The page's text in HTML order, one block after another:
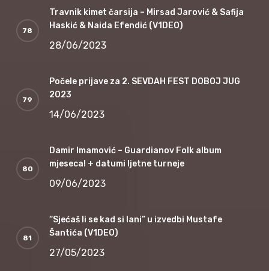
Travnik kimet čarsija – Mirsad Jarović & Safija
Haskić & Naida Efendić (V1DEO)
28/06/2023
Počele prijave za 2. SEVDAH FEST DOBOJ JUG
2023
14/06/2023
Damir Imamović – Guardianov Folk album
mjeseca! + datumi ljetne turneje
09/06/2023
“Sjećaš li se kad si lani” u izvedbi Mustafe
Šantića (V1DEO)
27/05/2023